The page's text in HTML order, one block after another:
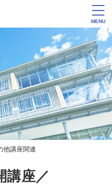
MENU
講座関連
講座／